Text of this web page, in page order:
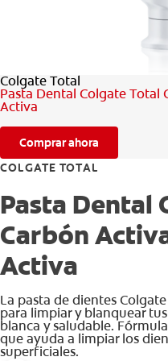
Colgate Total
Pasta Dental Colgate Total
Activa
Comprar ahora
COLGATE TOTAL
Pasta Dental
Carbón
Activa
La pasta de dientes
para limpiar y blanquear
blanca y saludable.
que ayuda a limpiar los
superficiales.